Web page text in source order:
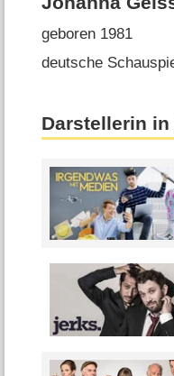
geboren 1981
deutsche
Darstellerin in